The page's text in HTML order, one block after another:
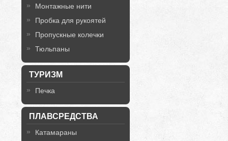
Монтажные нити
Пробка для рукоятей
Пропускные колечки
Тюльпаны
ТУРИЗМ
Печка
ПЛАВСРЕДСТВА
Катамараны